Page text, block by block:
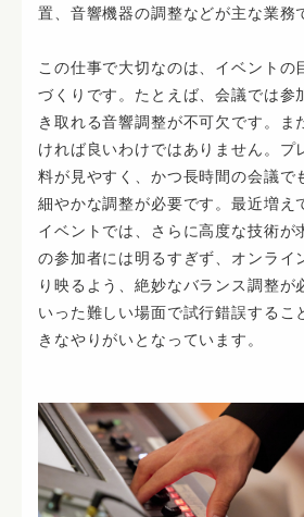
置、音響機器の調整などが主な業務
この仕事で大切なのは、イベントの
づくりです。たとえば、会議では参
き取れる音響調整が不可欠です。ま
ければ良いわけではありません。プ
料が見やすく、かつ長時間の会議で
細やかな調整が必要です。最近増え
イベントでは、さらに高度な技術が
の参加者には明るすぎず、オンライ
り映るよう、絶妙なバランス調整が
いった難しい場面で試行錯誤するこ
きなやりがいとなっています。